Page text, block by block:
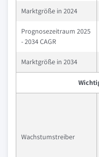
Marktgröße in 2024
Prognosezeitraum 2025
- 2034 CAGR
Marktgröße in 2034
Wachstumstreiber